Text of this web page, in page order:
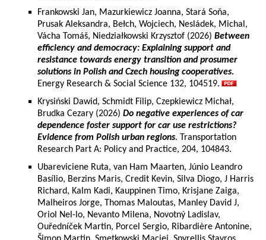
Frankowski Jan, Mazurkiewicz Joanna, Stará Soňa,
Prusak Aleksandra, Bełch, Wojciech, Nesládek, Michal,
Vácha Tomáš, Niedziałkowski Krzysztof (2026) Between
efficiency and democracy: Explaining support and
resistance towards energy transition and prosumer
solutions in Polish and Czech housing cooperatives.
Energy Research & Social Science 132, 104519.
Krysiński Dawid, Schmidt Filip, Czepkiewicz Michał,
Brudka Cezary (2026) Do negative experiences of car
dependence foster support for car use restrictions?
Evidence from Polish urban regions. Transportation
Research Part A: Policy and Practice, 204, 104843.
Ubareviciene Ruta, van Ham Maarten, Júnio Leandro
Basílio, Berzins Maris, Credit Kevin, Silva Diogo, J Harris
Richard, Kalm Kadi, Kauppinen Timo, Krisjane Zaiga,
Malheiros Jorge, Thomas Maloutas, Manley David J,
Oriol Nel-lo, Nevanto Milena, Novotný Ladislav,
Ouředníček Martin, Porcel Sergio, Ribardière Antonine,